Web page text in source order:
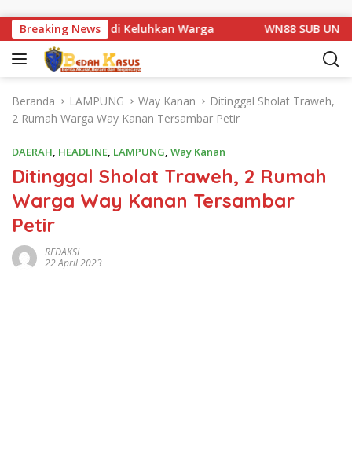
Breaking News
1 Basarang di Keluhkan Warga WN88 SUB UNIT 13
Beranda LAMPUNG Way Kanan
Ditinggal Sholat Traweh,
2 Rumah Warga Way Kanan Tersambar Petir
DAERAH, HEADLINE, LAMPUNG, Way Kanan
Ditinggal Sholat Traweh, 2 Rumah
Warga Way Kanan Tersambar
Petir
REDAKSI
22 April 2023